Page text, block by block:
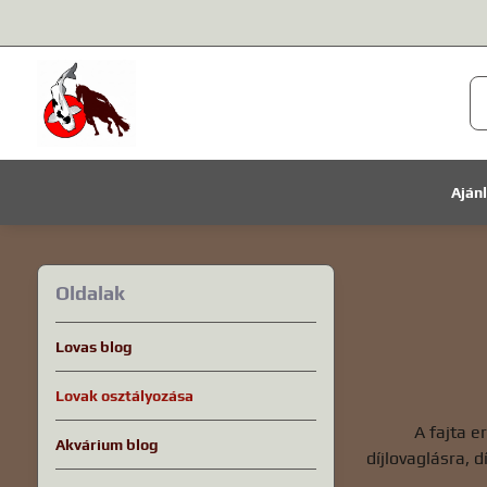
A fajta
díjlovaglásra,
Oldalak
Lovas blog
Lovak osztályozása
Akvárium blog